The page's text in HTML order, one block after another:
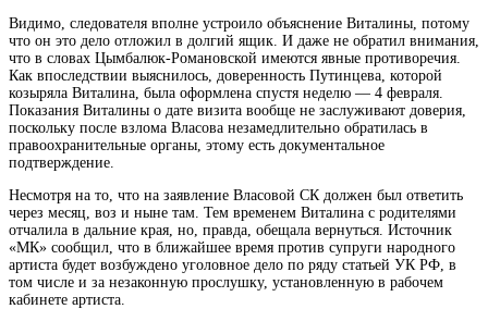
Видимо, следователя вполне устроило объяснение Виталины, потому
что он это дело отложил в долгий ящик. И даже не обратил внимания,
что в словах Цымбалюк-Романовской имеются явные противоречия.
Как впоследствии выяснилось, доверенность Путинцева, которой
козыряла Виталина, была оформлена спустя неделю — 4 февраля.
Показания Виталины о дате визита вообще не заслуживают доверия,
поскольку после взлома Власова незамедлительно обратилась в
правоохранительные органы, этому есть документальное
подтверждение.
Несмотря на то, что на заявление Власовой СК должен был ответить
через месяц, воз и ныне там. Тем временем Виталина с родителями
отчалила в дальние края, но, правда, обещала вернуться. Источник
«МК» сообщил, что в ближайшее время против супруги народного
артиста будет возбуждено уголовное дело по ряду статьей УК РФ, в
том числе и за незаконную прослушку, установленную в рабочем
кабинете артиста.